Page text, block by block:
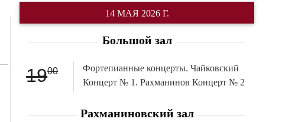
14 МАЯ 2026 Г.
Большой зал
1900
Фортепианные концерты. Чайковский
Концерт № 1. Рахманинов Концерт № 2
Рахманиновский зал